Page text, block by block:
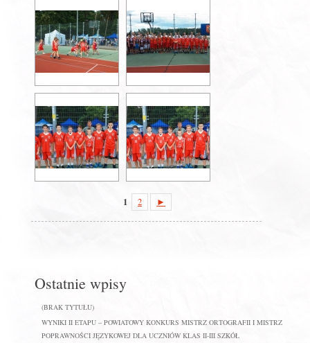
1 2 ►
Ostatnie wpisy
(BRAK TYTUŁU)
WYNIKI II ETAPU – POWIATOWY KONKURS MISTRZ ORTOGRAFII I MISTRZ
POPRAWNOŚCI JĘZYKOWEJ DLA UCZNIÓW KLAS II-III SZKÓŁ